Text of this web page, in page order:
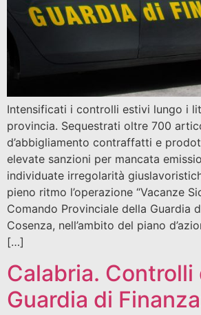
Intensificati i controlli estivi lungo i
provincia. Sequestrati oltre 700
d’abbigliamento contraffatti e
elevate sanzioni per mancata
individuate irregolarità
pieno ritmo l’operazione “Vacanze
Comando Provinciale della Guardia
Cosenza, nell’ambito del piano
[…]
Calabria. Controlli
Guardia di